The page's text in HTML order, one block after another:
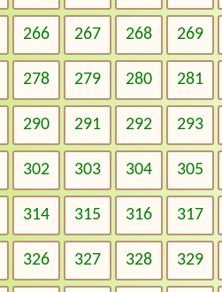
266 267 268 269
278 279 280 281
290 291 292 293
302 303 304 305
314 315 316 317
326 327 328 329